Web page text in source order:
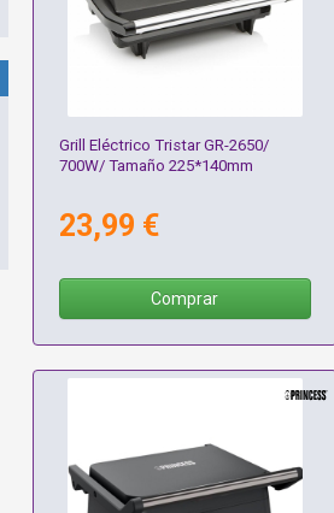
Grill Eléctrico Tristar GR-2650/
700W/ Tamaño 225*140mm
23,99 €
Comprar